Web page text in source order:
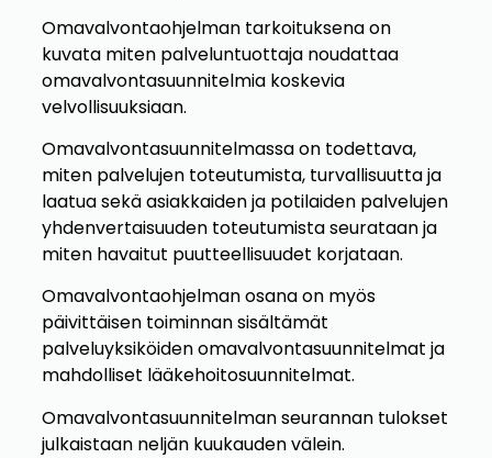
Omavalvontaohjelman tarkoituksena on
kuvata miten palveluntuottaja noudattaa
omavalvontasuunnitelmia koskevia
velvollisuuksiaan.
Omavalvontasuunnitelmassa on todettava,
miten palvelujen toteutumista, turvallisuutta ja
laatua sekä asiakkaiden ja potilaiden palvelujen
yhdenvertaisuuden toteutumista seurataan ja
miten havaitut puutteellisuudet korjataan.
Omavalvontaohjelman osana on myös
päivittäisen toiminnan sisältämät
palveluyksiköiden omavalvontasuunnitelmat ja
mahdolliset lääkehoitosuunnitelmat.
Omavalvontasuunnitelman seurannan tulokset
julkaistaan neljän kuukauden välein.